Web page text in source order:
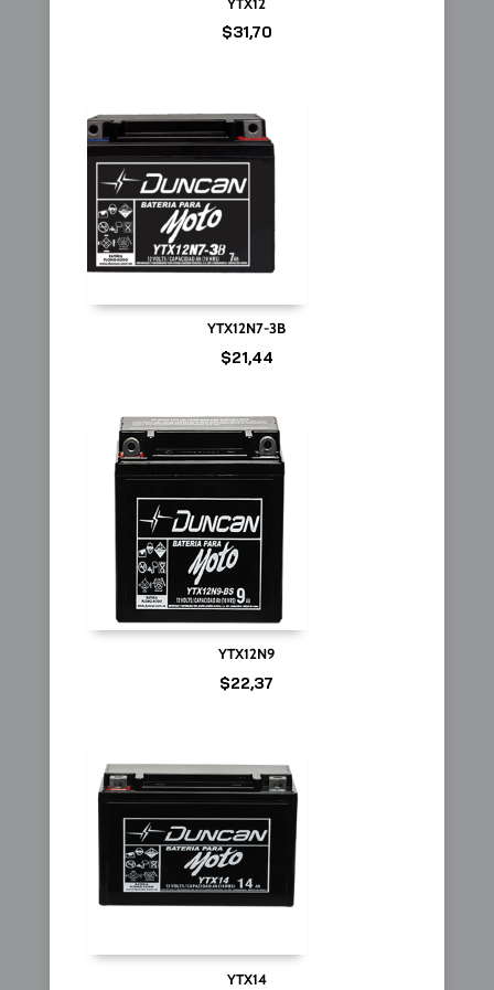
$31,70
YTX12N7-3B
$21,44
YTX12N9
$22,37
YTX14